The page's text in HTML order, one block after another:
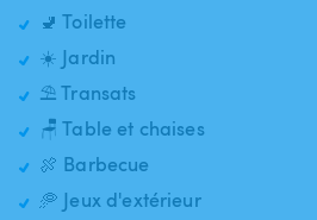
🚽 Toilette
☀️ Jardin
⛱️ Transats
🪑 Table et chaises
🍖 Barbecue
🥏 Jeux d'extérieur